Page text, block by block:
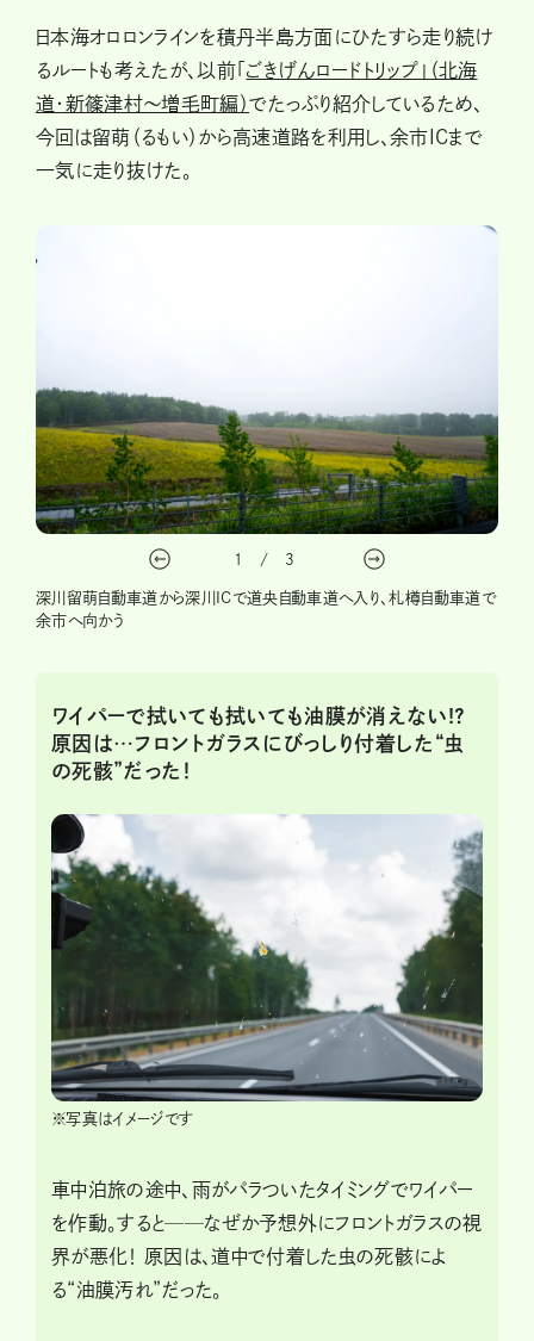
日本海オロロンラインを積丹半島方面にひたすら走り続け
るルートも考えたが、以前「 ごきげんロードトリップ」（北海
道・新篠津村～増毛町編）でたっぷり紹介しているため、
今回は留萌（るもい）から高速道路を利用し、余市ICまで
一気に走り抜けた。
1 / 3
深川留萌自動車道から深川ICで道央自動車道へ入り、札樽自動車道で
余市へ向かう
ワイパーで拭いても拭いても油膜が消えない!?
原因は…フロントガラスにびっしり付着した“虫
の死骸”だった！
※写真はイメージです
車中泊旅の途中、雨がパラついたタイミングでワイパー
を作動。すると──なぜか予想外にフロントガラスの視
界が悪化！ 原因は、道中で付着した虫の死骸によ
る“油膜汚れ”だった。